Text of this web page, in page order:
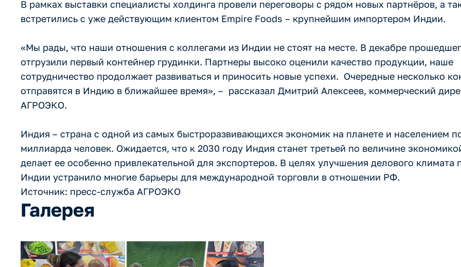
В рамках выставки специалисты холдинга провели переговоры с рядом новых партнёров, а
встретились с уже действующим клиентом Empire Foods – крупнейшим импортером Индии.
«Мы рады, что наши отношения с коллегами из Индии не стоят на месте. В декабре
отгрузили первый контейнер грудинки. Партнеры высоко оценили качество продукции, наше
сотрудничество продолжает развиваться и приносить новые успехи. Очередные несколько
отправятся в Индию в ближайшее время», – рассказал Дмитрий Алексеев, коммерческий
АГРОЭКО.
Индия – страна с одной из самых быстроразвивающихся экономик на планете и населением
миллиарда человек. Ожидается, что к 2030 году Индия станет третьей по величине
делает ее особенно привлекательной для экспортеров. В целях улучшения делового климата
Индии устранило многие барьеры для международной торговли в отношении РФ.
Источник: пресс-служба АГРОЭКО
Галерея